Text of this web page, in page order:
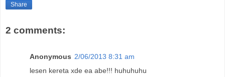
Share
2 comments:
Anonymous 2/06/2013 8:31 am
lesen kereta xde ea abe!!! huhuhuhu